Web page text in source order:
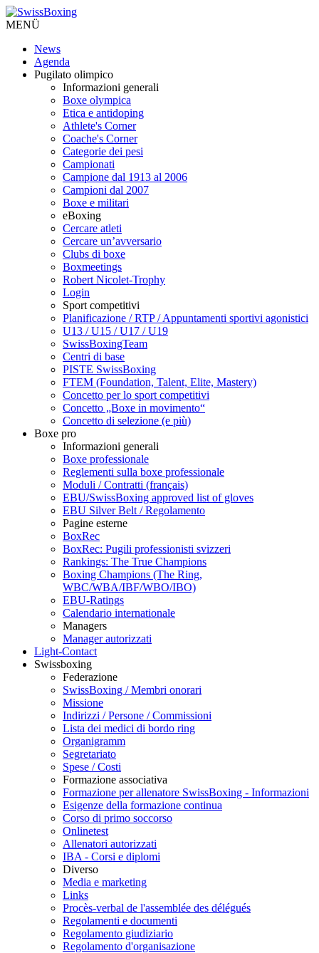
MENÜ
News
Agenda
Pugilato olimpico
Informazioni generali
Boxe olympica
Etica e antidoping
Athlete's Corner
Coache's Corner
Categorie dei pesi
Campionati
Campione dal 1913 al 2006
Campioni dal 2007
Boxe e militari
eBoxing
Cercare atleti
Cercare un’avversario
Clubs di boxe
Boxmeetings
Robert Nicolet-Trophy
Login
Sport competitivi
Planificazione / RTP / Appuntamenti sportivi agonistici
U13 / U15 / U17 / U19
SwissBoxingTeam
Centri di base
PISTE SwissBoxing
FTEM (Foundation, Talent, Elite, Mastery)
Concetto per lo sport competitivi
Concetto „Boxe in movimento“
Concetto di selezione (e più)
Boxe pro
Informazioni generali
Boxe professionale
Reglementi sulla boxe professionale
Moduli / Contratti (français)
EBU/SwissBoxing approved list of gloves
EBU Silver Belt / Regolamento
Pagine esterne
BoxRec
BoxRec: Pugili professionisti svizzeri
Rankings: The True Champions
Boxing Champions (The Ring,
WBC/WBA/IBF/WBO/IBO)
EBU-Ratings
Calendario internationale
Managers
Manager autorizzati
Light-Contact
Swissboxing
Federazione
SwissBoxing / Membri onorari
Missione
Indirizzi / Persone / Commissioni
Lista dei medici di bordo ring
Organigramm
Segretariato
Spese / Costi
Formazione associativa
Formazione per allenatore SwissBoxing - Informazioni
Esigenze della formazione continua
Corso di primo soccorso
Onlinetest
Allenatori autorizzati
IBA - Corsi e diplomi
Diverso
Media e marketing
Links
Procès-verbal de l'assemblée des délégués
Regolamenti e documenti
Regolamento giudiziario
Regolamento d'organisazione